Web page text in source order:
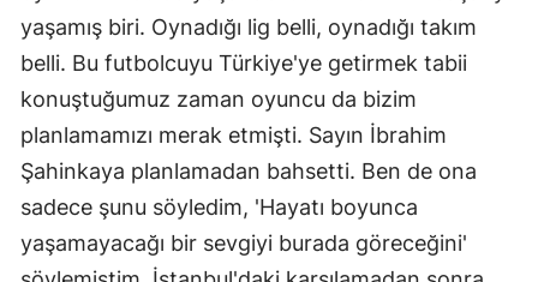
yaşamış biri. Oynadığı lig belli, oynadığı takım
belli. Bu futbolcuyu Türkiye'ye getirmek tabii
konuştuğumuz zaman oyuncu da bizim
planlamamızı merak etmişti. Sayın İbrahim
Şahinkaya planlamadan bahsetti. Ben de ona
sadece şunu söyledim, 'Hayatı boyunca
yaşamayacağı bir sevgiyi burada göreceğini'